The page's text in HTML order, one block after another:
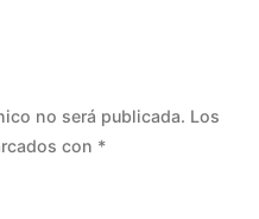
no será publicada. Los
con *